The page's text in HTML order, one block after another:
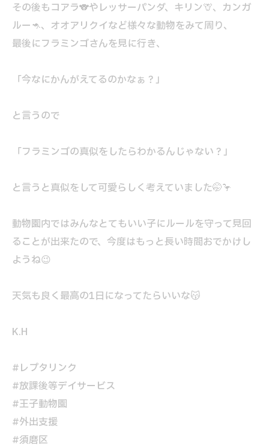
その後もコアラ🐨やレッサーパンダ、キリン🦒、カンガ
ルー🦘、オオアリクイなど様々な動物をみて周り、
最後にフラミンゴさんを見に行き、
「今なにかんがえてるのかなぁ？」
と言うので
「フラミンゴの真似をしたらわかるんじゃない？」
と言うと真似をして可愛らしく考えていました🤭🦩
動物園内ではみんなとてもいい子にルールを守って見回
ることが出来たので、今度はもっと長い時間おでかけし
ようね😉
天気も良く最高の1日になってたらいいな😽
K.H
#レプタリンク
#放課後等デイサービス
#王子動物園
#外出支援
#須磨区